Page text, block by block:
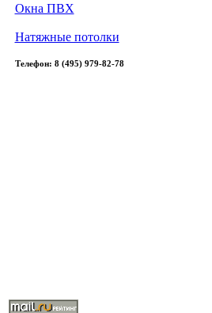
Окна ПВХ
Натяжные потолки
Телефон: 8 (495) 979-82-78